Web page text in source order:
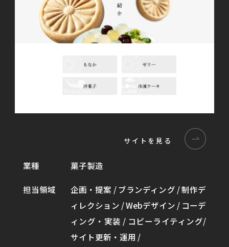
業種 菓子製造
担当領域
企画・提案 / ブランディング / 制作デ
ィレクション / Webデザイン / コーデ
ィング・実装 / コピーライティング/
サイト更新・運用 /
サイトを見る